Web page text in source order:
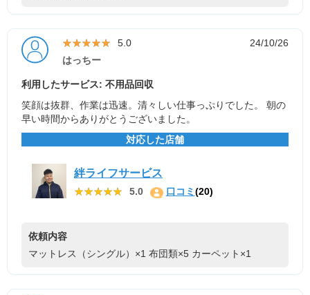
★★★★★
★★★★★ 5.0
24/10/26
はっちー
利用したサービス: 不用品回収
笑顔は抜群、作業は迅速。清々しい仕事っぷりでした。 朝の
早い時間からありがとうございました。
対応した店舗
絆ライフサービス
★★★★★
★★★★★ 5.0 口コミ(20)
依頼内容
マットレス（シングル）×1 布団類×5 カーペット×1